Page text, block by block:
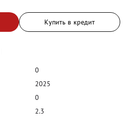
Купить в кредит
0
2025
0
2.3